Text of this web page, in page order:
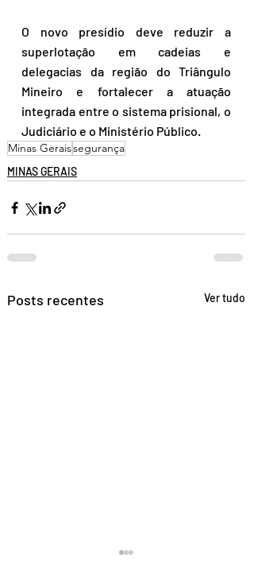
O novo presídio deve reduzir a
superlotação em cadeias e
delegacias da região do Triângulo
Mineiro e fortalecer a atuação
integrada entre o sistema prisional, o
Judiciário e o Ministério Público.
Minas Geraissegurança
MINAS GERAIS
Posts recentes Ver tudo